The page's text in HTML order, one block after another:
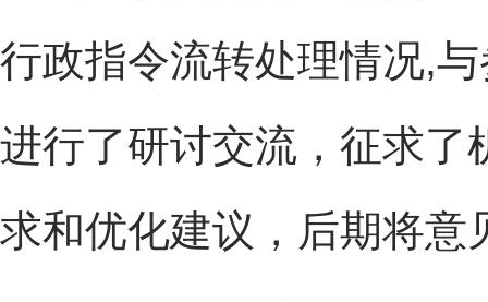
行政指令流转处理情况,
进行了研讨交流，征求了
求和优化建议，后期将意